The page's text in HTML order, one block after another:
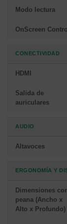
Modo lectura
OnScreen Control
CONECTIVIDAD
HDMI
Salida de
auriculares
AUDIO
Altavoces
ERGONOMÍA Y
Dimensiones
peana (Ancho x
Alto x Profundo)